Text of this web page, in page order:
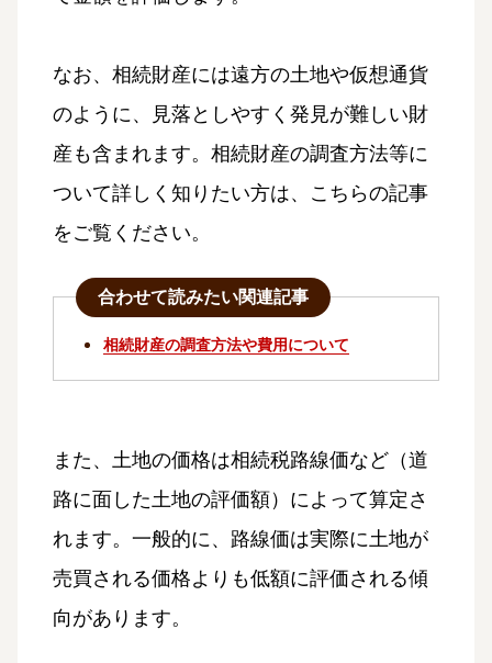
なお、相続財産には遠方の土地や仮想通貨
のように、見落としやすく発見が難しい財
産も含まれます。相続財産の調査方法等に
ついて詳しく知りたい方は、こちらの記事
をご覧ください。
合わせて読みたい関連記事
相続財産の調査方法や費用について
また、土地の価格は相続税路線価など（道
路に面した土地の評価額）によって算定さ
れます。一般的に、路線価は実際に土地が
売買される価格よりも低額に評価される傾
向があります。